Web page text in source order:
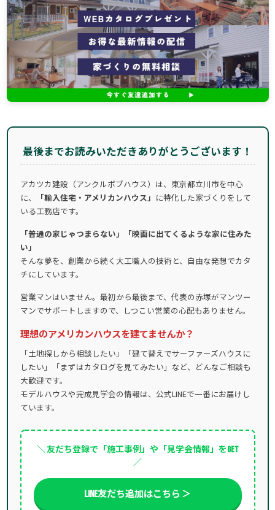
最後までお読みいただきありがとうございます！
アカツカ建設（アンクルボブハウス）は、東京都立川市を中心
に、
「輸入住宅・アメリカンハウス」 に特化した家づくりをして
いる工務店です。
「普通の家じゃつまらない」「映画に出てくるような家に住みた
い」
そんな夢を、創業から続く大工職人の技術と、自由な発想でカタ
チにしています。
営業マンはいません。最初から最後まで、代表の赤塚がマンツー
マンでサポートしますので、しつこい営業の心配もありません。
理想のアメリカンハウスを建てませんか？
「土地探しから相談したい」「建て替えでサーファーズハウスに
したい」「まずはカタログを見てみたい」など、どんなご相談も
大歓迎です。
モデルハウスや完成見学会の情報は、公式LINEで一番にお届けし
ています。
＼ 友だち登録で「施工事例」や「見学会情報」をGET
／
LINE友だち追加はこちら ＞